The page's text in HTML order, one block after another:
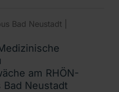
Bad Neustadt |
am RHÖN-
Bad Neustadt